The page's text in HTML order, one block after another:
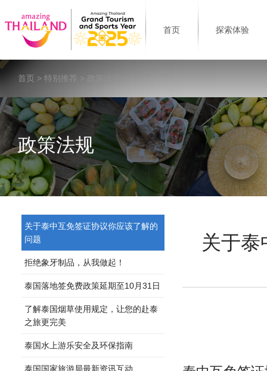
首页 探索体验
首页 > 特别推荐 > 政策法规
政策法规
关于泰中互免签证协议你应该了解的
问题
拒绝象牙制品，从我做起！
泰国落地签免费政策延期至10月31日
了解泰国烟草使用规定，让您的赴泰
之旅更完美
泰国水上游乐安全及环保指南
泰国国家旅游局最新资讯互动
关于泰